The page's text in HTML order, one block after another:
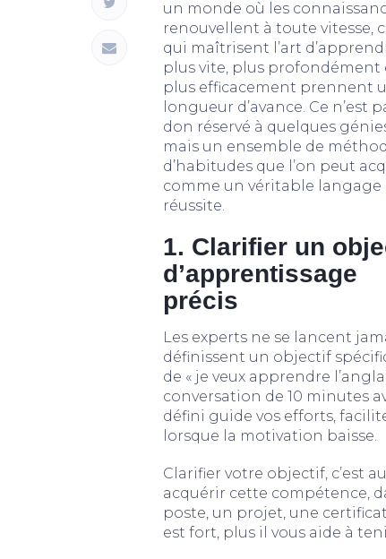
un monde où les
renouvellent à toute vitesse,
qui maîtrisent l’art
plus vite, plus profondément
plus efficacement prennent
longueur d’avance. Ce n’est
don réservé à quelques
mais un ensemble de
d’habitudes que l’on peut
comme un véritable langage
réussite.
1. Clarifier un
d’apprentissage
précis
Les experts ne se lancent
définissent un objectif
de « je veux apprendre
conversation de 10 minutes
défini guide vos efforts,
lorsque la motivation baisse.
Clarifier votre objectif, c’est
acquérir cette compétence,
poste, un projet, une
est fort, plus il vous aide à